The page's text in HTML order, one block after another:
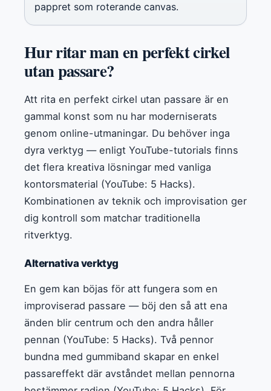
pappret som roterande canvas.
Hur ritar man en perfekt cirkel
utan passare?
Att rita en perfekt cirkel utan passare är en
gammal konst som nu har moderniserats
genom online-utmaningar. Du behöver inga
dyra verktyg — enligt YouTube-tutorials finns
det flera kreativa lösningar med vanliga
kontorsmaterial (YouTube: 5 Hacks).
Kombinationen av teknik och improvisation ger
dig kontroll som matchar traditionella
ritverktyg.
Alternativa verktyg
En gem kan böjas för att fungera som en
improviserad passare — böj den så att ena
änden blir centrum och den andra håller
pennan (YouTube: 5 Hacks). Två pennor
bundna med gummiband skapar en enkel
passareffekt där avståndet mellan pennorna